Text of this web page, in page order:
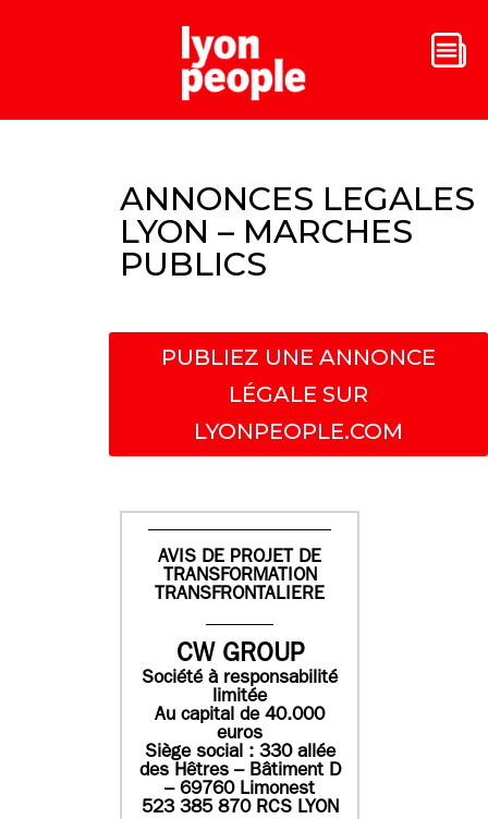
ANNONCES LEGALES
LYON – MARCHES
PUBLICS
PUBLIEZ UNE ANNONCE
LÉGALE SUR
LYONPEOPLE.COM
AVIS DE PROJET DE
TRANSFORMATION
TRANSFRONTALIERE
CW GROUP
Société à responsabilité
limitée
Au capital de 40.000
euros
Siège social : 330 allée
des Hêtres – Bâtiment D
– 69760 Limonest
523 385 870 RCS LYON